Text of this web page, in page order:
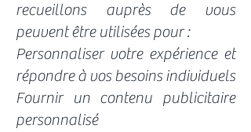
recueillons auprès de vous
peuvent être utilisées pour :
Personnaliser votre expérience et
répondre à vos besoins individuels
Fournir un contenu publicitaire
personnalisé